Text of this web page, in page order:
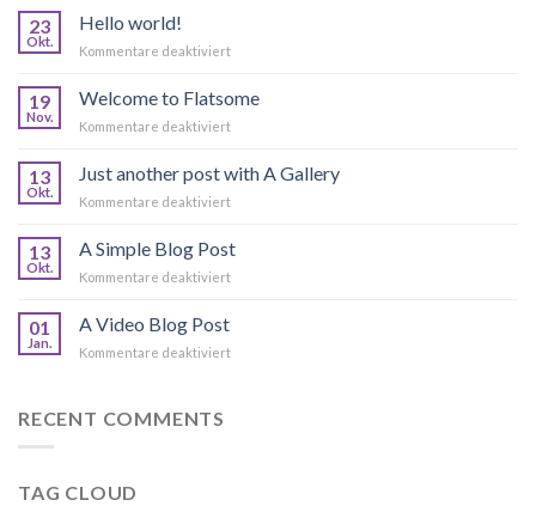
23
Okt.
Hello world!
Kommentare deaktiviertfür
19
Nov.
Welcome to Flatsome
Kommentare deaktiviertfür
to
Flatsome
13
Okt.
Just another post with A Gallery
Kommentare deaktiviertfür
another
post
with
13
Okt.
A Simple Blog Post
Kommentare deaktiviertfür
Post
01
Jan.
A Video Blog Post
Kommentare deaktiviertfür
RECENT COMMENTS
TAG CLOUD